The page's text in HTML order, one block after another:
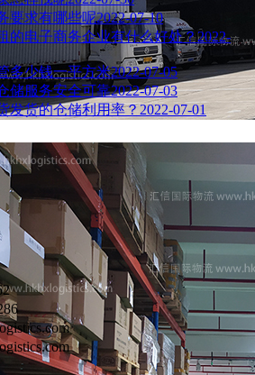
要求有哪些呢2022-07-10
的电子商务企业有什么好处？2022-
多少钱一平方米2022-07-05
储服务安全可靠2022-07-03
发货的仓储利用率？2022-07-01